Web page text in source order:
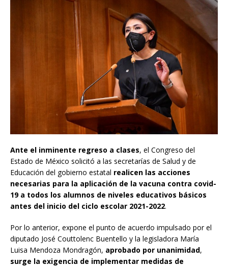
Ante el inminente regreso a clases, el Congreso del
Estado de México solicitó a las secretarías de Salud y de
Educación del gobierno estatal realicen las acciones
necesarias para la aplicación de la vacuna contra covid-
19 a todos los alumnos de niveles educativos básicos
antes del inicio del ciclo escolar 2021-2022.
Por lo anterior, expone el punto de acuerdo impulsado por el
diputado José Couttolenc Buentello y la legisladora María
Luisa Mendoza Mondragón, aprobado por unanimidad,
surge la exigencia de implementar medidas de